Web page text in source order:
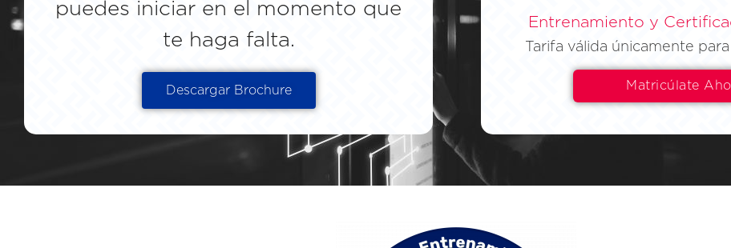
puedes iniciar en el momento que
te haga falta.
Descargar Brochure
Entrenamiento y
Tarifa válida únicamente